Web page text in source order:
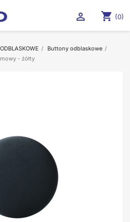
shopping_cart (0)

Buttony odblaskowe
- żółty